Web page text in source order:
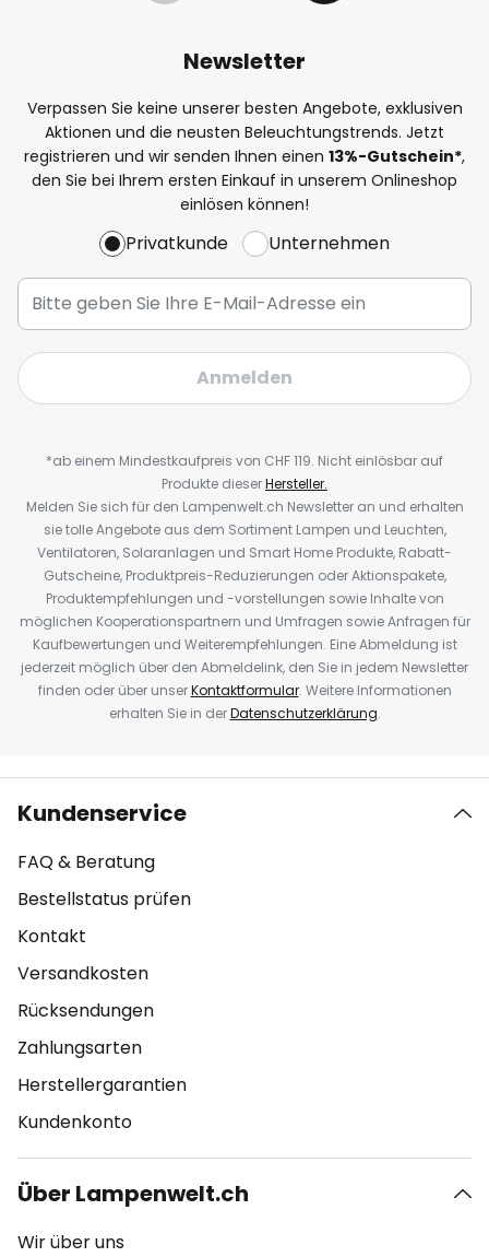
Newsletter
Verpassen Sie keine unserer besten Angebote, exklusiven
Aktionen und die neusten Beleuchtungstrends. Jetzt
registrieren und wir senden Ihnen einen 13%-Gutschein*,
den Sie bei Ihrem ersten Einkauf in unserem Onlineshop
einlösen können!
Privatkunde Unternehmen
Anmelden
*ab einem Mindestkaufpreis von CHF 119. Nicht einlösbar auf
Produkte dieserHersteller.
Melden Sie sich für den Lampenwelt.ch Newsletter an und erhalten
sie tolle Angebote aus dem Sortiment Lampen und Leuchten,
Ventilatoren, Solaranlagen und Smart Home Produkte, Rabatt-
Gutscheine, Produktpreis-Reduzierungen oder Aktionspakete,
Produktempfehlungen und -vorstellungen sowie Inhalte von
möglichen Kooperationspartnern und Umfragen sowie Anfragen für
Kaufbewertungen und Weiterempfehlungen. Eine Abmeldung ist
jederzeit möglich über den Abmeldelink, den Sie in jedem Newsletter
finden oder über unserKontaktformular. Weitere Informationen
erhalten Sie in derDatenschutzerklärung.
Kundenservice
FAQ & Beratung
Bestellstatus prüfen
Kontakt
Versandkosten
Rücksendungen
Zahlungsarten
Herstellergarantien
Kundenkonto
Über Lampenwelt.ch
Wir über uns